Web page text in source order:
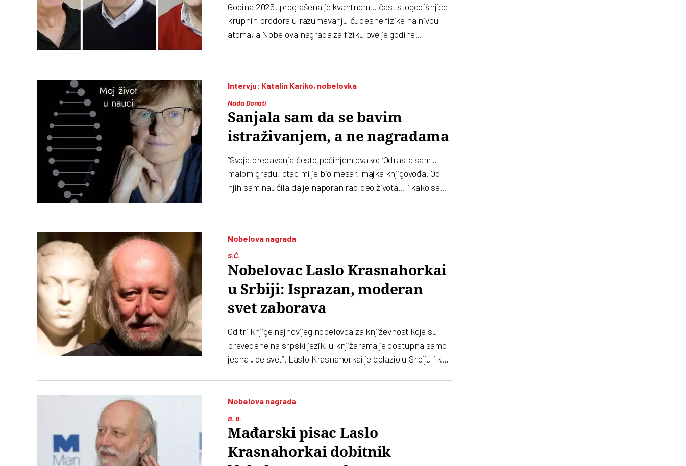
Godina 2025. proglašena je kvantnom u čast stogodišnjice
krupnih prodora u razumevanju čudesne fizike na nivou
atoma, a Nobelova nagrada za fiziku ove je godine
Intervju: Katalin Kariko, nobelovka
Nada Donati
Sanjala sam da se bavim
istraživanjem, a ne nagradama
“Svoja predavanja često počinjem ovako: ‘Odrasla sam u
malom gradu, otac mi je bio mesar, majka knjigovođa. Od
njih sam naučila da je naporan rad deo života… i kako se
Nobelova nagrada
S.Ć.
Nobelovac Laslo Krasnahorkai
u Srbiji: Isprazan, moderan
svet zaborava
Od tri knjige najnovijeg nobelovca za književnost koje su
prevedene na srpski jezik, u knjižarama je dostupna samo
jedna „Ide svet“. Laslo Krasnahorkai je dolazio u Srbiju i kao
Nobelova nagrada
B. B.
Mađarski pisac Laslo
Krasnahorkai dobitnik